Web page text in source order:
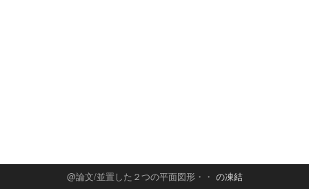
論文/並置した２つの平面図形・・ の凍結